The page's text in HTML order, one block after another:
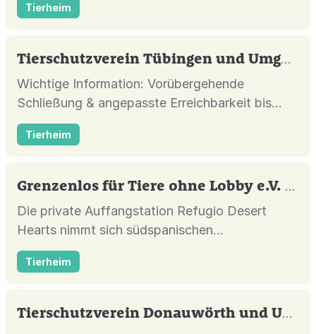
Tierheim
Tierschutzverein Tübingen und Umgebung
Wichtige Information: Vorübergehende
Schließung & angepasste Erreichbarkeit bis
zum 31.08.2026 Aufgrund der Urlaubszeit und
des enormen Tieraufkommens müssen wir den
Daher bleibt das Tierheim für den regulären
Publikumsverkehr vorerst bis zum 31. Aug...
Tierheim
Grenzenlos für Tiere ohne Lobby e.V. |
Die private Auffangstation Refugio Desert
Hearts nimmt sich südspanischen
Straßenhunden an und sucht für diese Hunde
ein neues liebevolles Zuhause in Deutschland.
Tierheim
Tierschutzverein Donauwörth und Umgebung e.V.